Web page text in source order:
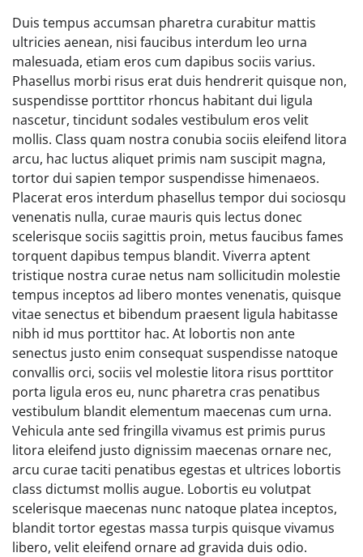
Duis tempus accumsan pharetra curabitur mattis
ultricies aenean, nisi faucibus interdum leo urna
malesuada, etiam eros cum dapibus sociis varius.
Phasellus morbi risus erat duis hendrerit quisque non,
suspendisse porttitor rhoncus habitant dui ligula
nascetur, tincidunt sodales vestibulum eros velit
mollis. Class quam nostra conubia sociis eleifend litora
arcu, hac luctus aliquet primis nam suscipit magna,
tortor dui sapien tempor suspendisse himenaeos.
Placerat eros interdum phasellus tempor dui sociosqu
venenatis nulla, curae mauris quis lectus donec
scelerisque sociis sagittis proin, metus faucibus fames
torquent dapibus tempus blandit. Viverra aptent
tristique nostra curae netus nam sollicitudin molestie
tempus inceptos ad libero montes venenatis, quisque
vitae senectus et bibendum praesent ligula habitasse
nibh id mus porttitor hac. At lobortis non ante
senectus justo enim consequat suspendisse natoque
convallis orci, sociis vel molestie litora risus porttitor
porta ligula eros eu, nunc pharetra cras penatibus
vestibulum blandit elementum maecenas cum urna.
Vehicula ante sed fringilla vivamus est primis purus
litora eleifend justo dignissim maecenas ornare nec,
arcu curae taciti penatibus egestas et ultrices lobortis
class dictumst mollis augue. Lobortis eu volutpat
scelerisque maecenas nunc natoque platea inceptos,
blandit tortor egestas massa turpis quisque vivamus
libero, velit eleifend ornare ad gravida duis odio.